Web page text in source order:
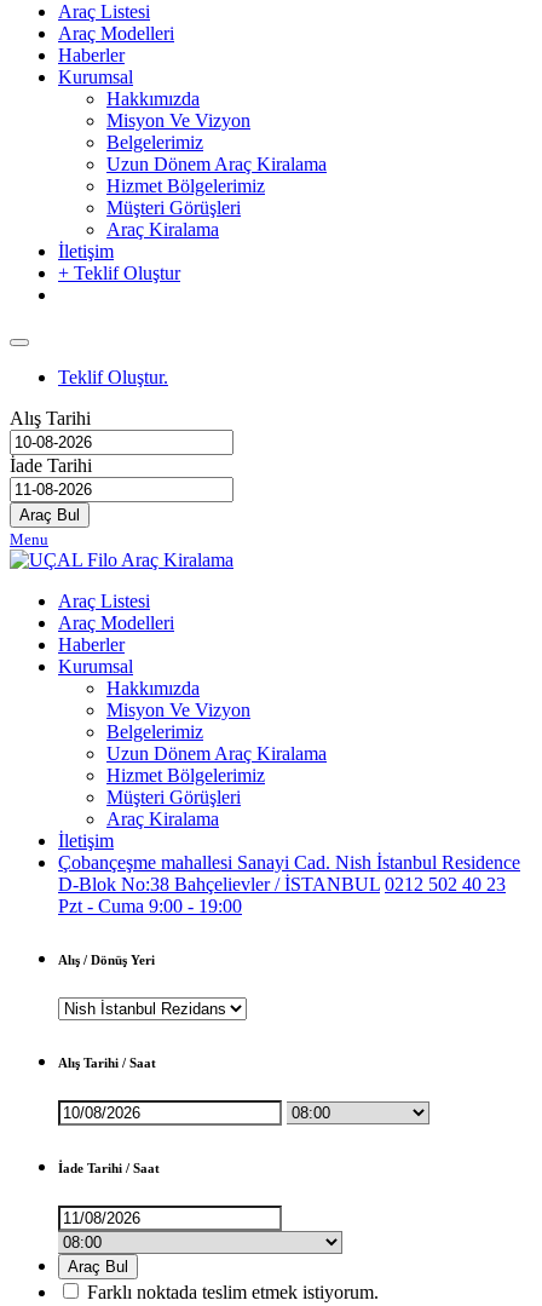
Araç Listesi
Araç Modelleri
Haberler
Kurumsal
Hakkımızda
Misyon Ve Vizyon
Belgelerimiz
Uzun Dönem Araç Kiralama
Hizmet Bölgelerimiz
Müşteri Görüşleri
Araç Kiralama
İletişim
+ Teklif Oluştur
Teklif Oluştur.
Alış Tarihi
İade Tarihi
Araç Bul
Menu
Araç Listesi
Araç Modelleri
Haberler
Kurumsal
Hakkımızda
Misyon Ve Vizyon
Belgelerimiz
Uzun Dönem Araç Kiralama
Hizmet Bölgelerimiz
Müşteri Görüşleri
Araç Kiralama
İletişim
Çobançeşme mahallesi Sanayi Cad. Nish İstanbul Residence
D-Blok No:38 Bahçelievler / İSTANBUL 0212 502 40 23
Pzt - Cuma 9:00 - 19:00
Alış / Dönüş Yeri
Alış Tarihi / Saat
İade Tarihi / Saat
Araç Bul
Farklı noktada teslim etmek istiyorum.